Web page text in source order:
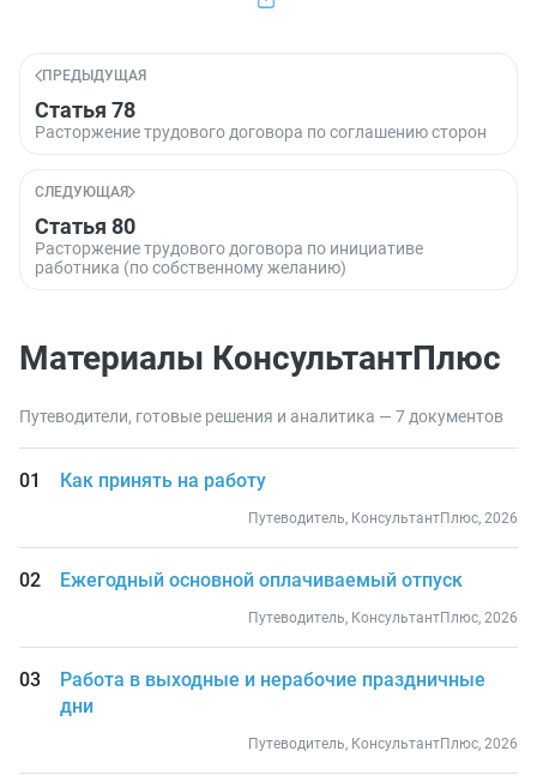
ПРЕДЫДУЩАЯ
Статья 78
Расторжение трудового договора по соглашению сторон
СЛЕДУЮЩАЯ
Статья 80
Расторжение трудового договора по инициативе
работника (по собственному желанию)
Материалы КонсультантПлюс
Путеводители, готовые решения и аналитика — 7 документов
Как принять на работу
Путеводитель, КонсультантПлюс, 2026
Ежегодный основной оплачиваемый отпуск
Путеводитель, КонсультантПлюс, 2026
Работа в выходные и нерабочие праздничные
дни
Путеводитель, КонсультантПлюс, 2026